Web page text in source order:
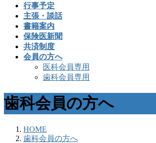
行事予定
主張・談話
書籍案内
保険医新聞
共済制度
会員の方へ
医科会員専用
歯科会員専用
歯科会員の方へ
HOME
歯科会員の方へ